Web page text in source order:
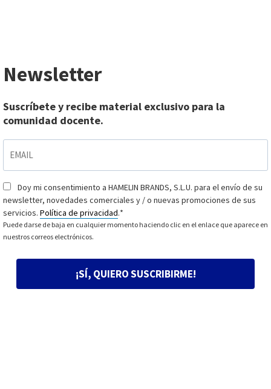
Newsletter
Suscríbete y recibe material exclusivo para la
comunidad docente.
Consentimiento*
Doy mi consentimiento a HAMELIN BRANDS, S.L.U. para el envío de su
newsletter, novedades comerciales y / o nuevas promociones de sus
servicios. Política de privacidad.*
Puede darse de baja en cualquier momento haciendo clic en el enlace que aparece en
nuestros correos electrónicos.